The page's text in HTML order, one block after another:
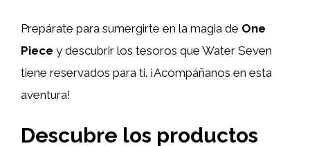
Prepárate para sumergirte en la magia de One
Piece y descubrir los tesoros que Water Seven
tiene reservados para ti. ¡Acompáñanos en esta
aventura!
Descubre los productos